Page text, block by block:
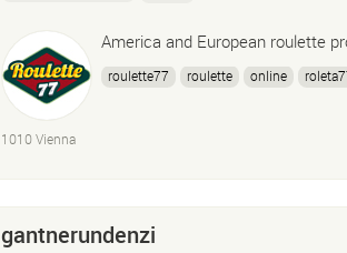
America and European roulette
roulette77 roulette online
1010 Vienna
gantnerundenzi